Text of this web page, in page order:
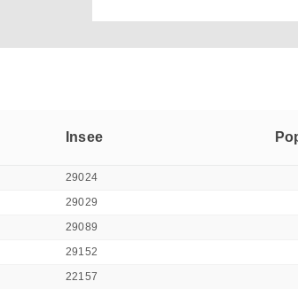
Insee
29024
29029
29089
29152
22157